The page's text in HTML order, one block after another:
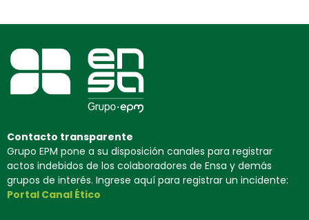
Contacto transparente
Grupo EPM pone a su disposición canales para registrar
actos indebidos de los colaboradores de Ensa y demás
grupos de interés. Ingrese aquí para registrar un incidente:
Portal Canal Ético